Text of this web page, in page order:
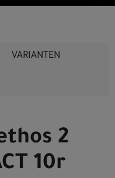
VARIANTEN
2
10r